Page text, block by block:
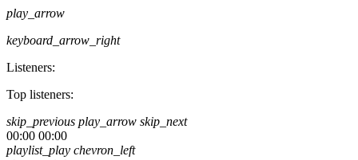
play_arrow
keyboard_arrow_right
Listeners:
Top listeners:
skip_previous play_arrow skip_next
00:00 00:00
playlist_play chevron_left